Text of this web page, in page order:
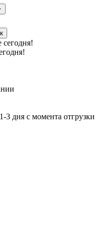
3 дня с момента отгрузки